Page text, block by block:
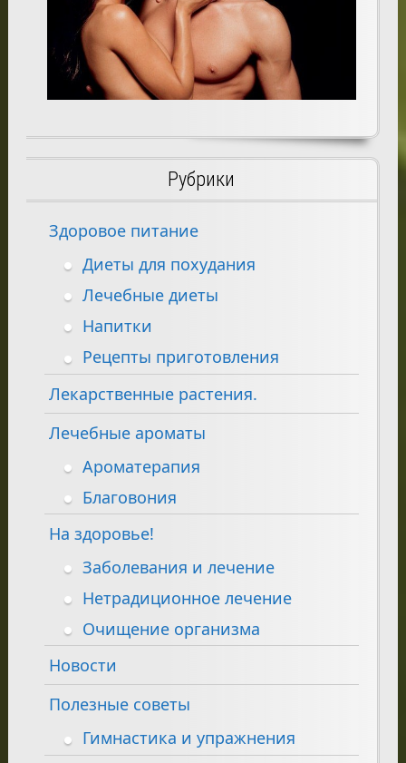
Рубрики
Здоровое питание
Диеты для похудания
Лечебные диеты
Напитки
Рецепты приготовления
Лекарственные растения.
Лечебные ароматы
Ароматерапия
Благовония
На здоровье!
Заболевания и лечение
Нетрадиционное лечение
Очищение организма
Новости
Полезные советы
Гимнастика и упражнения